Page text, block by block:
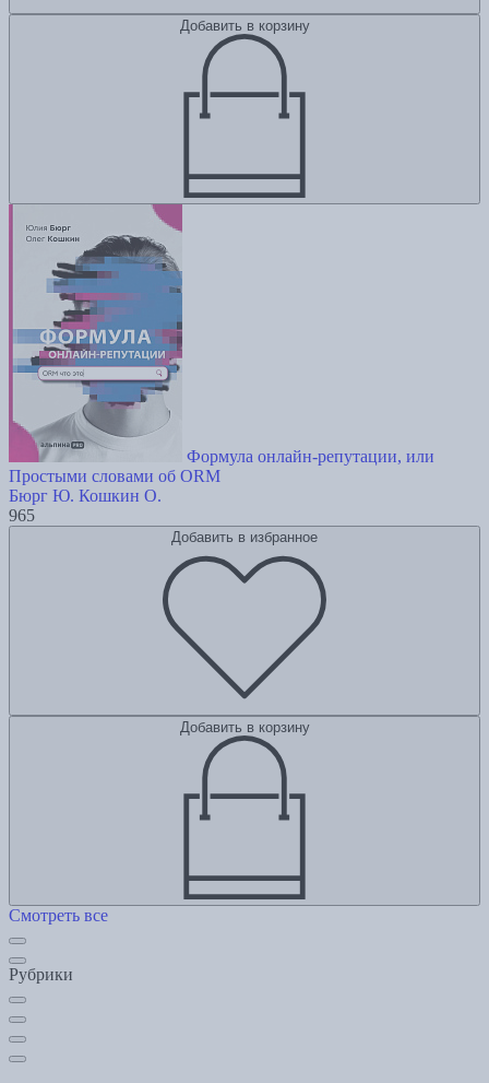
Добавить в корзину
Формула онлайн-репутации, или
Простыми словами об ORM
Бюрг Ю. Кошкин О.
965
Добавить в избранное
Добавить в корзину
Смотреть все
Рубрики